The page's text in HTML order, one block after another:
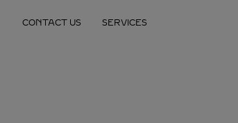
CONTACT US SERVICES